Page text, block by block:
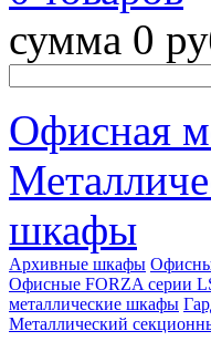
сумма 0
Офисная
шкафы
Архивные шкафы
Офисные FORZA серии
металлические шкафы
Металлический